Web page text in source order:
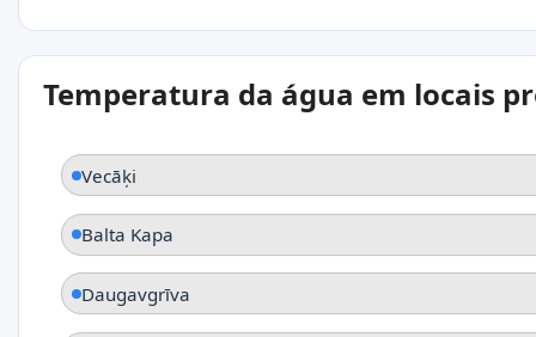
Temperatura da água em locais
Vecāķi
Balta Kapa
Daugavgrīva